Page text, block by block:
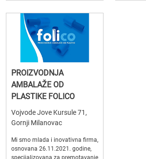
PROIZVODNJA
AMBALAŽE OD
PLASTIKE FOLICO
Vojvode Jove Kursule 71,
Gornji Milanovac
Mi smo mlada i inovativna firma,
osnovana 26.11.2021. godine,
specijalizovana za premotavanje